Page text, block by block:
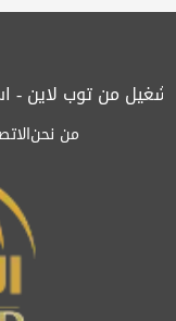
من توب لاين -
من نحن